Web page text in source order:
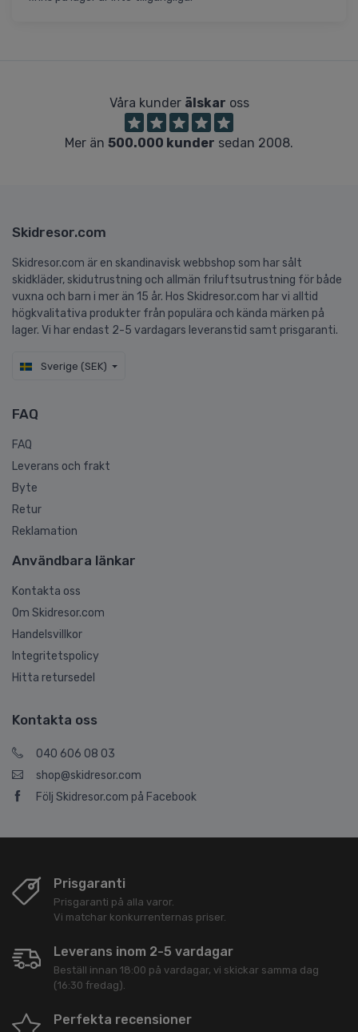
Våra kunder älskar oss
Mer än 500.000 kunder sedan 2008.
Skidresor.com
Skidresor.com är en skandinavisk webbshop som har sålt
skidkläder, skidutrustning och allmän friluftsutrustning för både
vuxna och barn i mer än 15 år. Hos Skidresor.com har vi alltid
högkvalitativa produkter från populära och kända märken på
lager. Vi har endast 2-5 vardagars leveranstid samt prisgaranti.
Sverige (SEK)
FAQ
FAQ
Leverans och frakt
Byte
Retur
Reklamation
Användbara länkar
Kontakta oss
Om Skidresor.com
Handelsvillkor
Integritetspolicy
Hitta retursedel
Kontakta oss
040 606 08 03
shop@skidresor.com
Följ Skidresor.com på Facebook
Prisgaranti
Prisgaranti på alla varor.
Vi matchar konkurrenternas priser.
Leverans inom 2-5 vardagar
Beställ innan 18:00 på vardagar, vi skickar samma dag
(16:30 fredag).
Perfekta recensioner